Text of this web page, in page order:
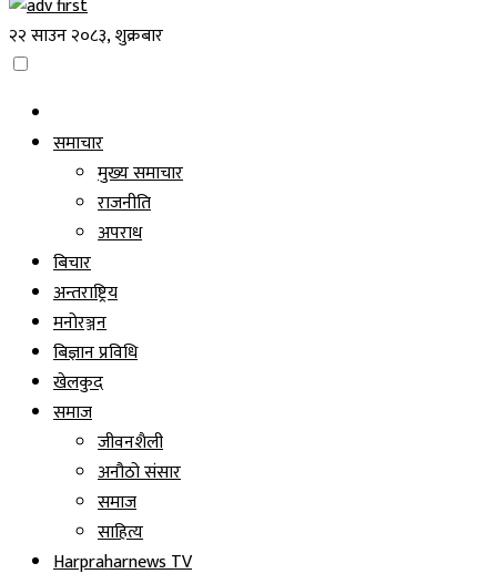
२२ साउन २०८३, शुक्रबार
समाचार
मुख्य समाचार
राजनीति
अपराध
बिचार
अन्तराष्ट्रिय
मनोरञ्जन
बिज्ञान प्रविधि
खेलकुद
समाज
जीवनशैली
अनौठो संसार
समाज
साहित्य
Harpraharnews TV